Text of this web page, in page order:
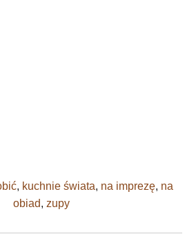
, kuchnie świata, na imprezę, na
obiad, zupy